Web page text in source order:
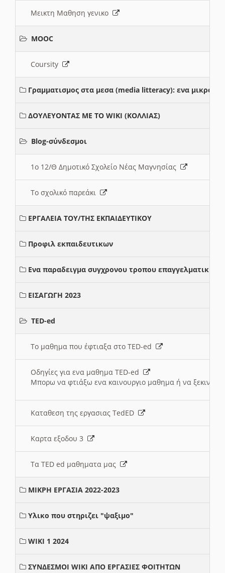
Μεικτη Μαθηση γενικο
MOOC
Coursity
Γραμματισμος στα μεσα (media litteracy): ενα μικρο
ΔΟΥΛΕΥΟΝΤΑΣ ΜΕ ΤΟ WIKI (ΚΟΛΛΙΑΣ)
Blog-σύνδεσμοι
1ο 12/Θ Δημοτικό Σχολείο Νέας Μαγνησίας
Το σχολικό παρεάκι
ΕΡΓΑΛΕΙΑ ΤΟΥ/ΤΗΣ ΕΚΠΑΙΔΕΥΤΙΚΟΥ
Προφιλ εκπαιδευτικων
Ενα παραδειγμα συγχρονου τροπου επαγγελματικης
ΕΙΣΑΓΩΓΗ 2023
TED-ed
Το μαθημα που έφτιαξα στο TED-ed
Οδηγίες για ενα μαθημα TED-ed
Μπορω να φτιάξω ενα καινουργιο μαθημα ή να
Καταθεση της εργασιας TedED
Καρτα εξοδου 3
Τα TED ed μαθηματα μας
ΜΙΚΡΗ ΕΡΓΑΣΙΑ 2022-2023
Υλικο που στηριζει "ψαξιμο"
WIKI 1 2024
ΣΥΝΔΕΣΜΟΙ WIKI ΑΠΟ ΕΡΓΑΣΙΕΣ ΦΟΙΤΗΤΩΝ